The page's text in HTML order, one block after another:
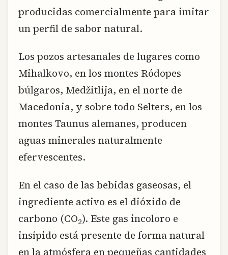
producidas comercialmente para imitar
un perfil de sabor natural.
Los pozos artesanales de lugares como
Mihalkovo, en los montes Ródopes
búlgaros, Medžitlija, en el norte de
Macedonia, y sobre todo Selters, en los
montes Taunus alemanes, producen
aguas minerales naturalmente
efervescentes.
En el caso de las bebidas gaseosas, el
ingrediente activo es el dióxido de
carbono (CO2). Este gas incoloro e
insípido está presente de forma natural
en la atmósfera en pequeñas cantidades